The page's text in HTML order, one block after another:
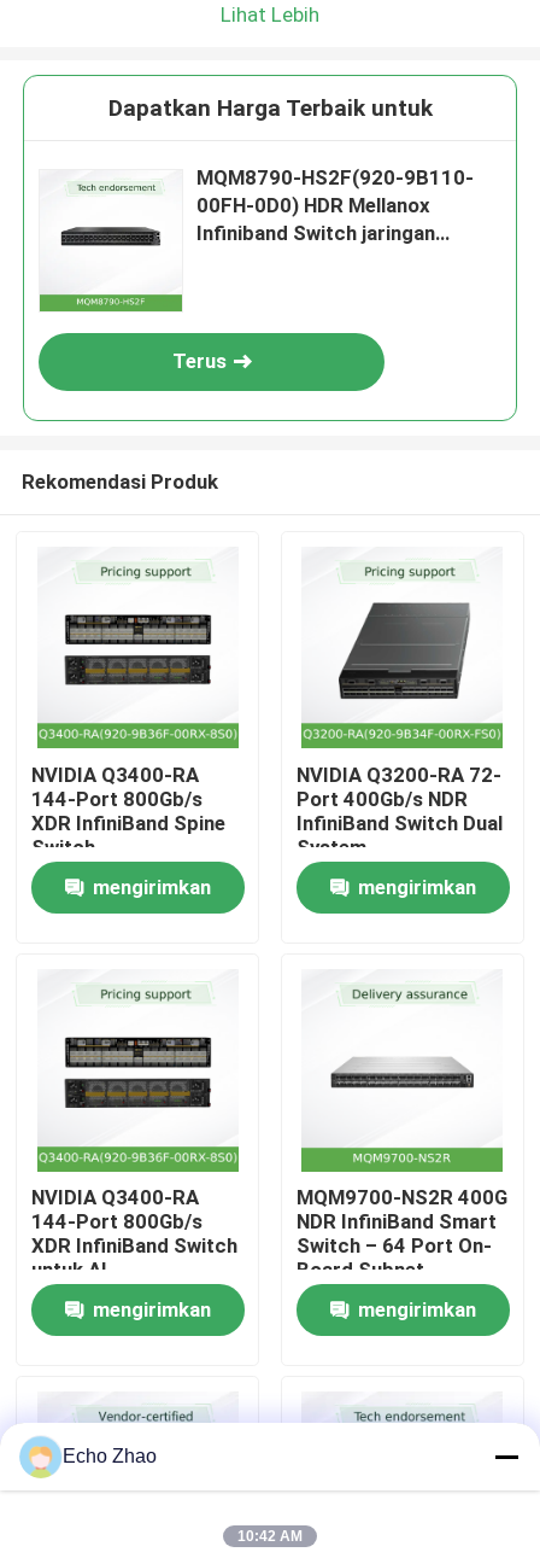
Rumah
Video
Tentang Kami
Tur Pabrik
Kontrol Kualitas
Hubungi Kami
Kasus-kasus
Lihat Lebih
Dapatkan Harga Terbaik untuk
MQM8790-HS2F(920-9B110-
00FH-0D0) HDR Mellanox
Infiniband Switch jaringan
Terus
Rekomendasi Produk
NVIDIA Q3400-RA
144-Port 800Gb/s
XDR InfiniBand Spine
Switch
mengirimkan
NVIDIA Q3200-RA 72-
Port 400Gb/s NDR
InfiniBand Switch Dual
System
mengirimkan
NVIDIA Q3400-RA
144-Port 800Gb/s
XDR InfiniBand Switch
untuk AI
mengirimkan
MQM9700-NS2R 400G
NDR InfiniBand Smart
Switch – 64 Port On-
Board Subnet
Manager C2P Airflow
mengirimkan
Echo Zhao
10:42 AM